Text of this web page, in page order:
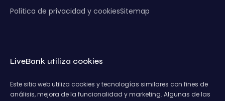
Política de privacidad y cookiesSitemap
LiveBank utiliza cookies
Este sitio web utiliza cookies y tecnologías similares con fines de
análisis, mejora de la funcionalidad y marketing. Algunas de las